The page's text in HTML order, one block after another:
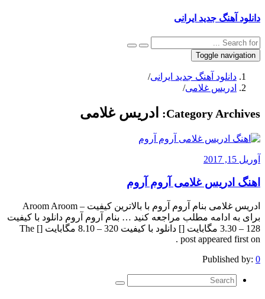
دانلود آهنگ جدید ایرانی
Toggle navigation
دانلود آهنگ جدید ایرانی/
ادریس غلامی/
Category Archives: ادریس غلامی
آوریل 15, 2017
اهنگ ادریس غلامی آروم آروم
ادریس غلامی بنام آروم آروم با بالاترین کیفیت – Aroom Aroom
برای به ادامه مطلب مراجعه کنید … بنام آروم آروم دانلود با کیفیت
128 – 3.30 مگابایت [] دانلود با کیفیت 320 – 8.10 مگابایت [] The
post appeared first on .
Published by: 0